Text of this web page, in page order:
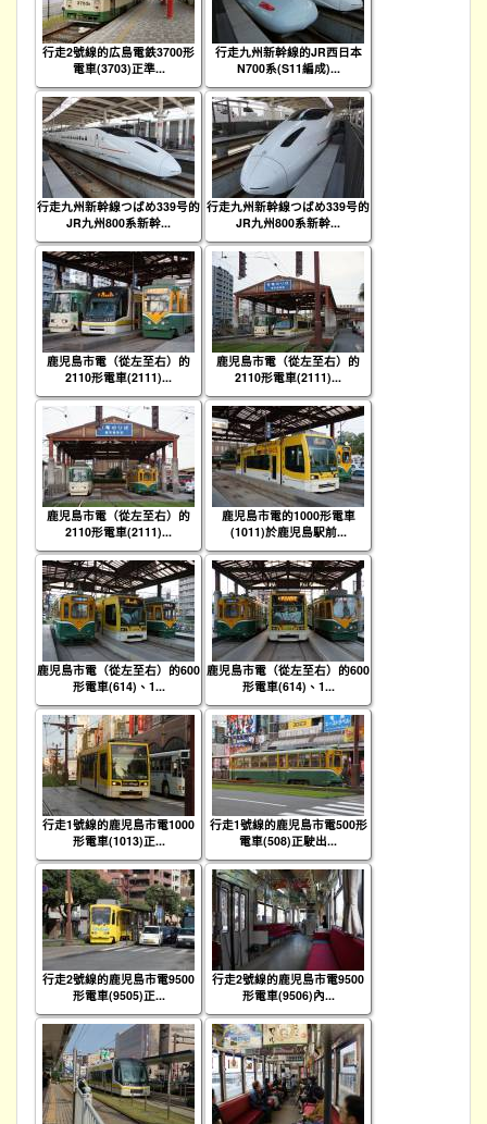
行走2號線的広島電鉄3700形
電車(3703)正準...
行走九州新幹線的JR西日本
N700系(S11編成)...
行走九州新幹線つばめ339号的
JR九州800系新幹...
行走九州新幹線つばめ339号的
JR九州800系新幹...
鹿児島市電（從左至右）的
2110形電車(2111)...
鹿児島市電（從左至右）的
2110形電車(2111)...
鹿児島市電（從左至右）的
2110形電車(2111)...
鹿児島市電的1000形電車
(1011)於鹿児島駅前...
鹿児島市電（從左至右）的600
形電車(614)、1...
鹿児島市電（從左至右）的600
形電車(614)、1...
行走1號線的鹿児島市電1000
形電車(1013)正...
行走1號線的鹿児島市電500形
電車(508)正駛出...
行走2號線的鹿児島市電9500
形電車(9505)正...
行走2號線的鹿児島市電9500
形電車(9506)內...